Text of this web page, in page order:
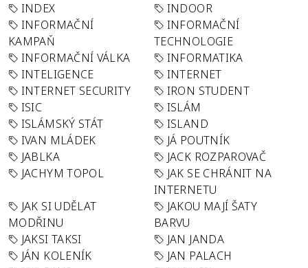
INDEX
INDOOR
INFORMAČNÍ
KAMPAŇ
INFORMAČNÍ
TECHNOLOGIE
INFORMAČNÍ VÁLKA
INFORMATIKA
INTELIGENCE
INTERNET
INTERNET SECURITY
IRON STUDENT
ISIC
ISLÁM
ISLÁMSKÝ STÁT
ISLAND
IVAN MLÁDEK
JÁ POUTNÍK
JABLKA
JACK ROZPAROVAČ
JACHYM TOPOL
JAK SE CHRÁNIT NA
INTERNETU
JAK SI UDĚLAT
MODŘINU
JAKOU MAJÍ ŠATY
BARVU
JAKSI TAKSI
JAN JANDA
JÁN KOLENÍK
JAN PALACH